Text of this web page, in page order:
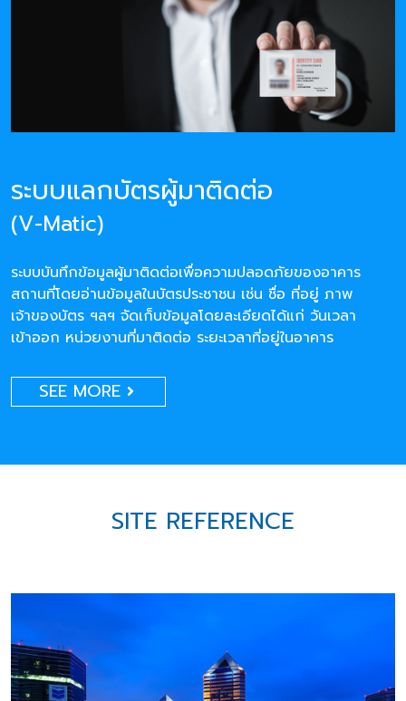
ระบบแลกบัตรผู้มาติดต่อ
(V-Matic)
ระบบบันทึกข้อมูลผู้มาติดต่อเพื่อความปลอดภัยของอาคาร
สถานที่โดยอ่านข้อมูลในบัตรประชาชน เช่น ชื่อ ที่อยู่ ภาพ
เจ้าของบัตร ฯลฯ จัดเก็บข้อมูลโดยละเอียดได้แก่ วันเวลา
เข้าออก หน่วยงานที่มาติดต่อ ระยะเวลาที่อยู่ในอาคาร
SEE MORE
SITE REFERENCE